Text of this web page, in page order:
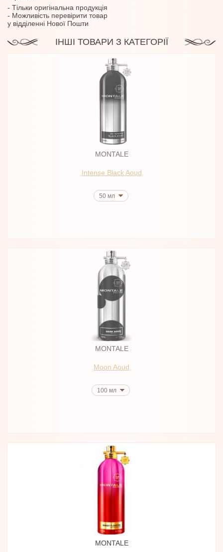
- Тільки оригінальна продукція
- Можливість перевірити товар
у відділенні Нової Пошти
ІНШІ ТОВАРИ З КАТЕГОРІЇ
MONTALE
Intense Black Aoud
50 мл
MONTALE
Moon Aoud
100 мл
MONTALE